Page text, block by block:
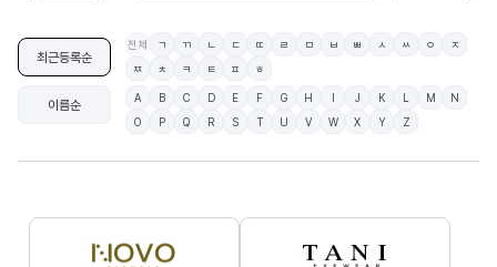
최근등록순
이름순
전체 ㄱ ㄲ ㄴ ㄷ ㄸ ㄹ ㅁ ㅂ ㅃ ㅅ ㅆ ㅇ
ㅈ
ㅉ
ㅊ ㅋ ㅌ ㅍ ㅎ
A B C D E F G H I J K L M
N
O
P Q R S T U V W X Y Z